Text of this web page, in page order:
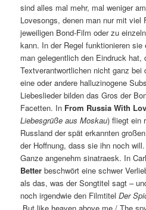
sind alles mal mehr, mal weniger
Lovesongs, denen man nur mit viel
jeweiligen Bond-Film oder zu
kann. In der Regel funktionieren
man gelegentlich den Eindruck hat,
Textverantwortlichen nicht ganz bei
eine oder andere halluzinogene
Liebeslieder bilden das Gros der
Facetten. In From Russia With
Liebesgrüße aus Moskau) fliegt ein
Russland der spät erkannten
der Hoffnung, dass sie ihn noch
Ganze angenehm sinatraesk. In
Better beschwört eine schwer
als das, was der Songtitel sagt –
noch irgendwie den FilmtitelDer